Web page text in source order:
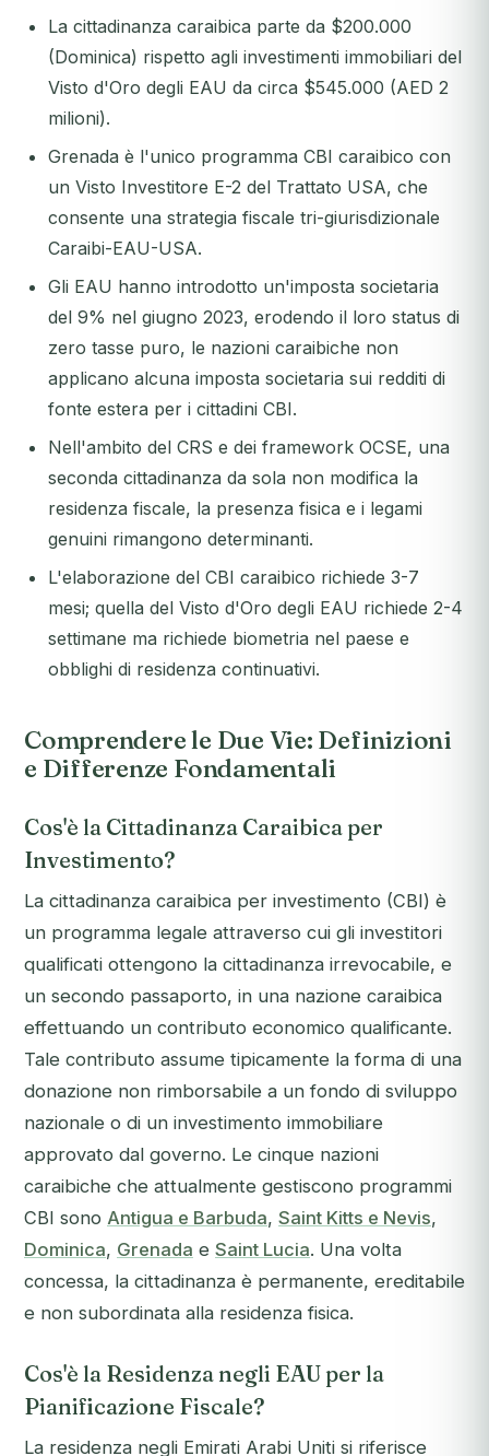
La cittadinanza caraibica parte da $200.000
(Dominica) rispetto agli investimenti immobiliari del
Visto d'Oro degli EAU da circa $545.000 (AED 2
milioni).
Grenada è l'unico programma CBI caraibico con
un Visto Investitore E-2 del Trattato USA, che
consente una strategia fiscale tri-giurisdizionale
Caraibi-EAU-USA.
Gli EAU hanno introdotto un'imposta societaria
del 9% nel giugno 2023, erodendo il loro status di
zero tasse puro, le nazioni caraibiche non
applicano alcuna imposta societaria sui redditi di
fonte estera per i cittadini CBI.
Nell'ambito del CRS e dei framework OCSE, una
seconda cittadinanza da sola non modifica la
residenza fiscale, la presenza fisica e i legami
genuini rimangono determinanti.
L'elaborazione del CBI caraibico richiede 3-7
mesi; quella del Visto d'Oro degli EAU richiede 2-4
settimane ma richiede biometria nel paese e
obblighi di residenza continuativi.
Comprendere le Due Vie: Definizioni
e Differenze Fondamentali
Cos'è la Cittadinanza Caraibica per
Investimento?
La cittadinanza caraibica per investimento (CBI) è
un programma legale attraverso cui gli investitori
qualificati ottengono la cittadinanza irrevocabile, e
un secondo passaporto, in una nazione caraibica
effettuando un contributo economico qualificante.
Tale contributo assume tipicamente la forma di una
donazione non rimborsabile a un fondo di sviluppo
nazionale o di un investimento immobiliare
approvato dal governo. Le cinque nazioni
caraibiche che attualmente gestiscono programmi
CBI sono Antigua e Barbuda, Saint Kitts e Nevis,
Dominica, Grenada e Saint Lucia. Una volta
concessa, la cittadinanza è permanente, ereditabile
e non subordinata alla residenza fisica.
Cos'è la Residenza negli EAU per la
Pianificazione Fiscale?
La residenza negli Emirati Arabi Uniti si riferisce